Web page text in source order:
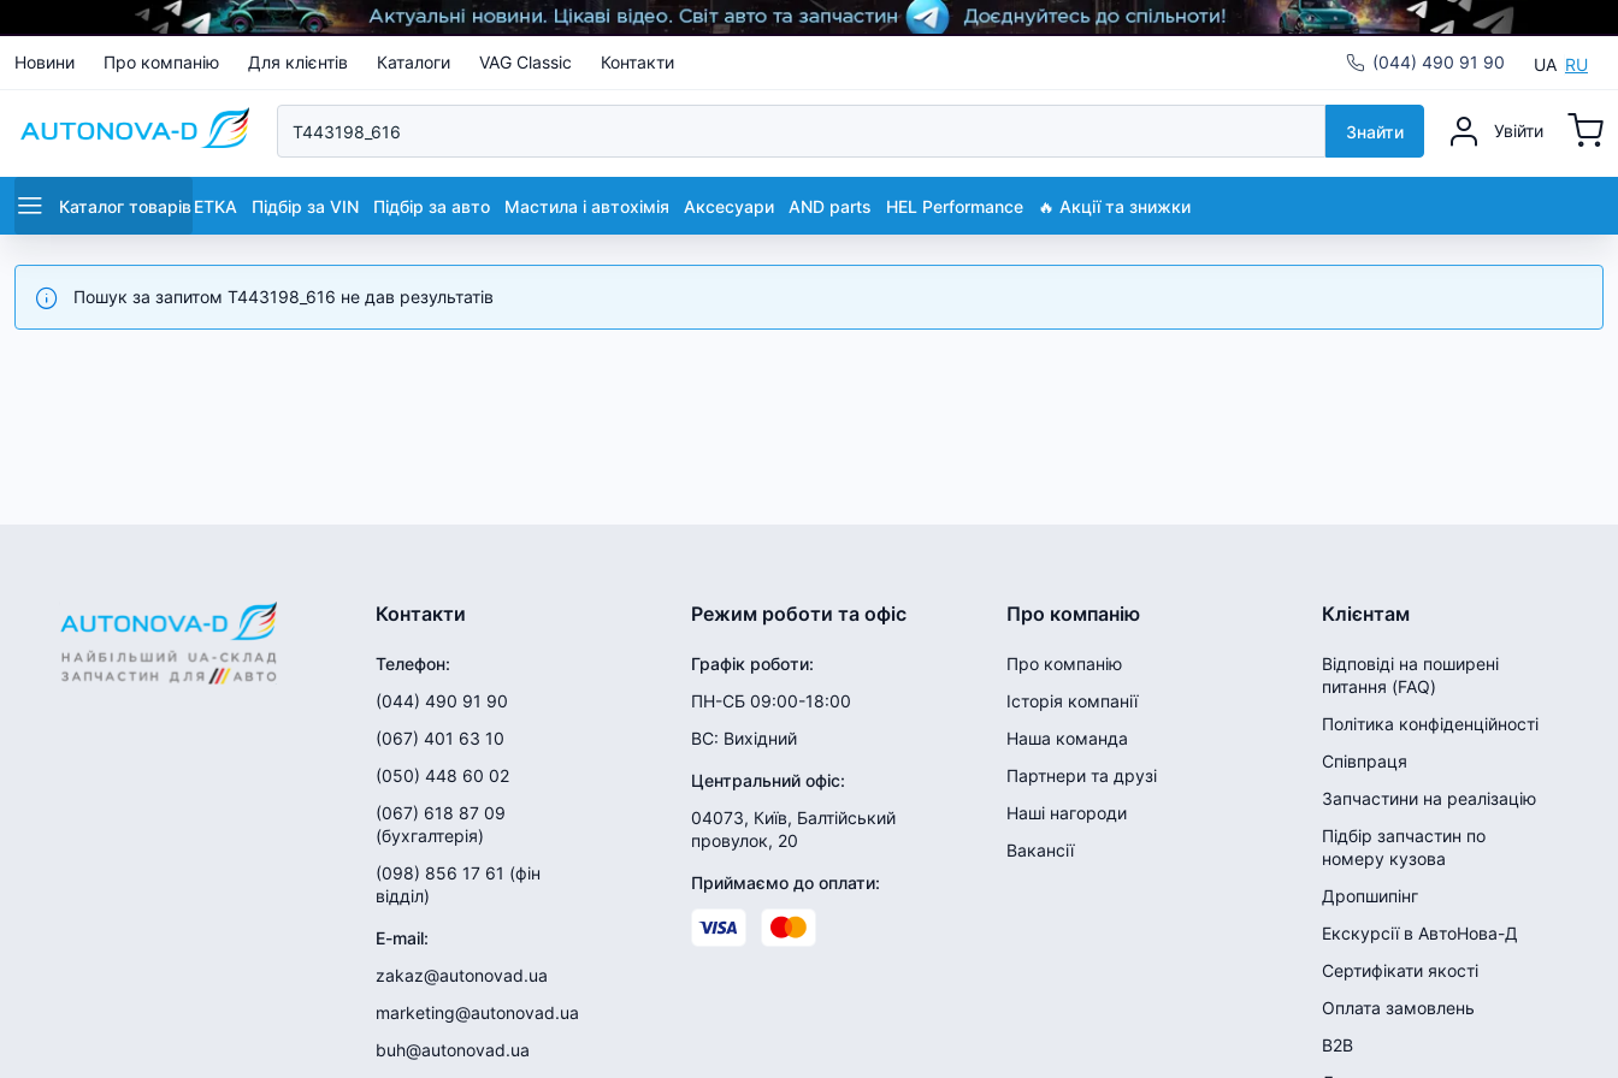
Новини Про компанію Для клієнтів Каталоги VAG Classic Контакти (044) 490 91 90 UA RU
Знайти Увійти
Каталог товарівETKA Підбір за VIN Підбір за авто Мастила і автохімія Аксесуари AND parts HEL Performance 🔥 Акції та знижки
Пошук за запитом T443198_616 не дав результатів
Контакти
Телефон:
(044) 490 91 90
(067) 401 63 10
(050) 448 60 02
(067) 618 87 09
(бухгалтерія)
(098) 856 17 61 (фін
відділ)
E-mail:
zakaz@autonovad.ua
marketing@autonovad.ua
buh@autonovad.ua
Режим роботи та офіс
Графік роботи:
ПН-СБ 09:00-18:00
ВС: Вихідний
Центральний офіс:
04073, Київ, Балтійський
провулок, 20
Приймаємо до оплати:
Про компанію
Про компанію
Історія компанії
Наша команда
Партнери та друзі
Наші нагороди
Вакансії
Клієнтам
Відповіді на поширені
питання (FAQ)
Політика конфіденційності
Співпраця
Запчастини на реалізацію
Підбір запчастин по
номеру кузова
Дропшипінг
Екскурсії в АвтоНова-Д
Сертифікати якості
Оплата замовлень
B2B